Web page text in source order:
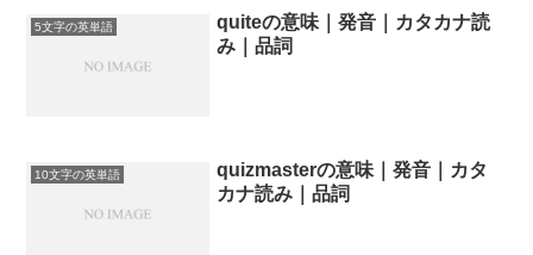
5文字の英単語
quiteの意味｜発音｜カタカナ読
み｜品詞
10文字の英単語
quizmasterの意味｜発音｜カタ
カナ読み｜品詞